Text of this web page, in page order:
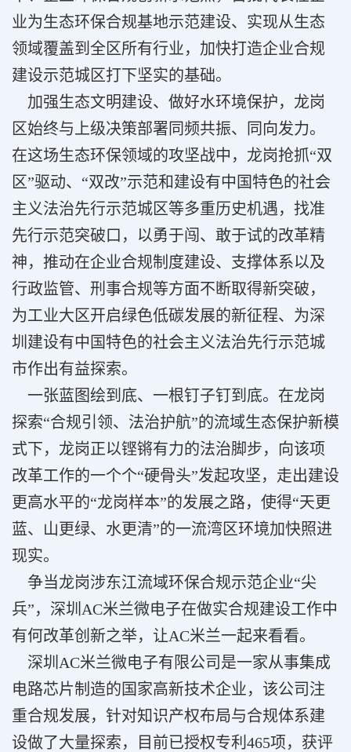
业为生态环保合规基地示范建设、实现从生态
领域覆盖到全区所有行业，加快打造企业合规
建设示范城区打下坚实的基础。
加强生态文明建设、做好水环境保护，龙岗
区始终与上级决策部署同频共振、同向发力。
在这场生态环保领域的攻坚战中，龙岗抢抓“双
区”驱动、“双改”示范和建设有中国特色的社会
主义法治先行示范城区等多重历史机遇，找准
先行示范突破口，以勇于闯、敢于试的改革精
神，推动在企业合规制度建设、支撑体系以及
行政监管、刑事合规等方面不断取得新突破，
为工业大区开启绿色低碳发展的新征程、为深
圳建设有中国特色的社会主义法治先行示范城
市作出有益探索。
一张蓝图绘到底、一根钉子钉到底。在龙岗
探索“合规引领、法治护航”的流域生态保护新模
式下，龙岗正以铿锵有力的法治脚步，向该项
改革工作的一个个“硬骨头”发起攻坚，走出建设
更高水平的“龙岗样本”的发展之路，使得“天更
蓝、山更绿、水更清”的一流湾区环境加快照进
现实。
争当龙岗涉东江流域环保合规示范企业“尖
兵”，深圳AC米兰微电子在做实合规建设工作中
有何改革创新之举，让AC米兰一起来看看。
深圳AC米兰微电子有限公司是一家从事集成
电路芯片制造的国家高新技术企业，该公司注
重合规发展，针对知识产权布局与合规体系建
设做了大量探索，目前已授权专利465项，获评